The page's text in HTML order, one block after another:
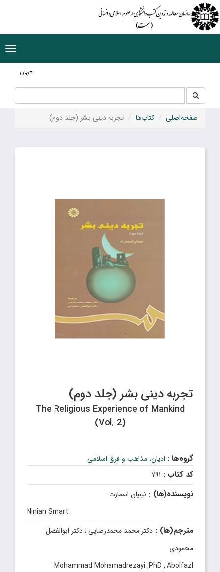
زبان
جستجو
در
سایت
صفحه‌اصلی کتاب‌ها تجربه دینى بشر (جلد دوم)
تجربه دینى بشر (جلد دوم)
The Religious Experience of Mankind
(Vol. 2)
گروه‌ها : ادیان، مذاهب و فرق اسلامی
کد کتاب : ۷۹۱
نویسنده(ها) : نینیان اسمارت
Ninian Smart
مترجم(ها) : دکتر محمد محمدرضایى ، دکتر ابوالفضل
محمودى
Mohammad Mohamadrezayi ,PhD , Abolfazl